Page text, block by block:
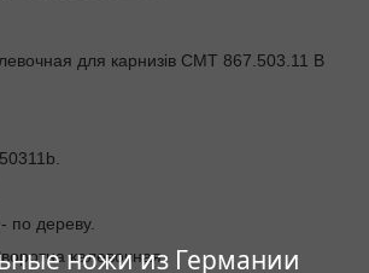
ножи из Германии
для карнизів СМТ 867.503.11 B
по дереву.
калевочная.